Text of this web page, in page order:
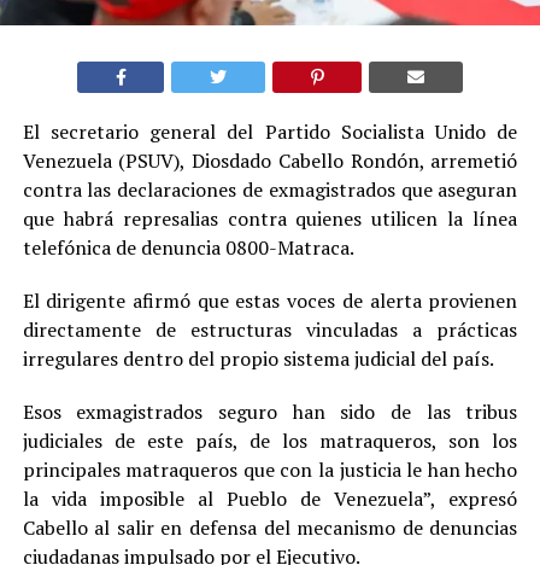
El secretario general del Partido Socialista Unido de
Venezuela (PSUV), Diosdado Cabello Rondón, arremetió
contra las declaraciones de exmagistrados que aseguran
que habrá represalias contra quienes utilicen la línea
telefónica de denuncia 0800-Matraca.
El dirigente afirmó que estas voces de alerta provienen
directamente de estructuras vinculadas a prácticas
irregulares dentro del propio sistema judicial del país.
Esos exmagistrados seguro han sido de las tribus
judiciales de este país, de los matraqueros, son los
principales matraqueros que con la justicia le han hecho
la vida imposible al Pueblo de Venezuela”, expresó
Cabello al salir en defensa del mecanismo de denuncias
ciudadanas impulsado por el Ejecutivo.